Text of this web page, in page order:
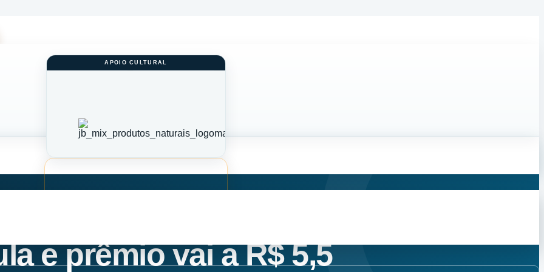
e prêmio vai a R$ 5,5